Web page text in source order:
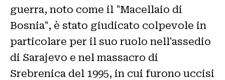
guerra, noto come il "Macellaio di
Bosnia", è stato giudicato colpevole in
particolare per il suo ruolo nell'assedio
di Sarajevo e nel massacro di
Srebrenica del 1995, in cui furono uccisi